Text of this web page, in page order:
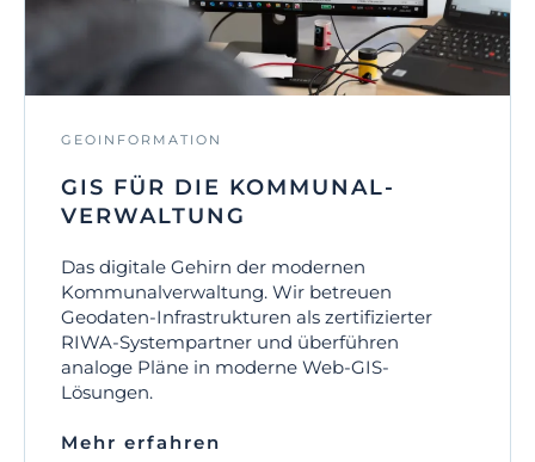
GEOINFORMATION
GIS FÜR DIE KOMMUNAL­
VERWALTUNG
Das digitale Gehirn der modernen
Kommunalverwaltung. Wir betreuen
Geodaten-Infrastrukturen als zertifizierter
RIWA-Systempartner und überführen
analoge Pläne in moderne Web-GIS-
Lösungen.
Mehr erfahren